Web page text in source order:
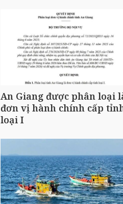
An Giang được phân loại
đơn vị hành chính cấp
loại I